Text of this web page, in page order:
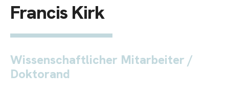
Francis Kirk
Wissenschaftlicher Mitarbeiter /
Doktorand